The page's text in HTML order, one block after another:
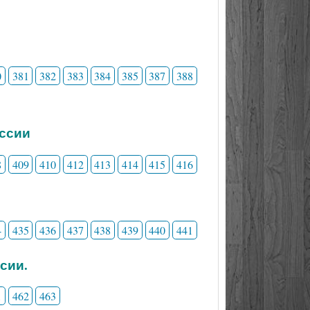
381 382 383 384 385 387 388
409 410 412 413 414 415 416
435 436 437 438 439 440 441
462 463